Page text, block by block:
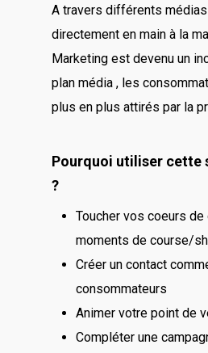
A travers différents médias
directement en main à la
Marketing est devenu un
plan média , les
plus en plus attirés par la
Pourquoi utiliser cette
?
Toucher vos coeurs
moments de course/
Créer un contact
consommateurs
Animer votre point de
Compléter une